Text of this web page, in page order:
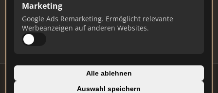
Marketing
Google Ads Remarketing. Ermöglicht relevante
Werbeanzeigen auf anderen Websites.
Alle ablehnen
Auswahl speichern
Daten und erhalten Sie monatliche Ranking-
Updates.
Profil beanspruchen